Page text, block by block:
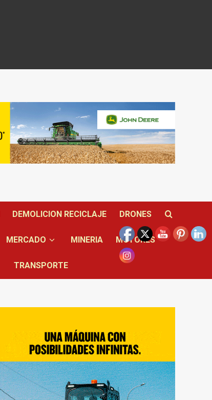
DEMOLICION RECICLAJE DRONES
MERCADO MINERIA MOTORES
TRANSPORTE